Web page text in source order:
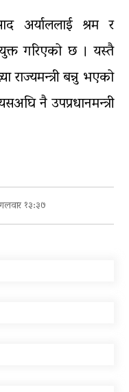
अर्याललाई श्रम र
गरिएको छ । यस्तै
राज्यमन्त्री बन्नु भएको
नै उपप्रधानमन्त्री
१३:३७